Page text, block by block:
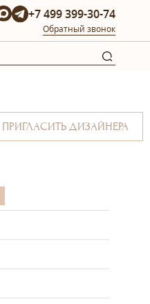
+7 499 399-30-74
Обратный звонок
ПРИГЛАСИТЬ ДИЗАЙНЕРА